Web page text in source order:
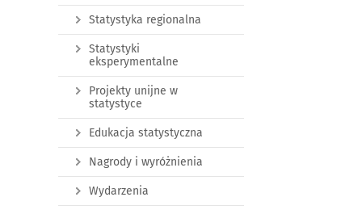
Statystyka regionalna
Statystyki
eksperymentalne
Projekty unijne w
statystyce
Edukacja statystyczna
Nagrody i wyróżnienia
Wydarzenia